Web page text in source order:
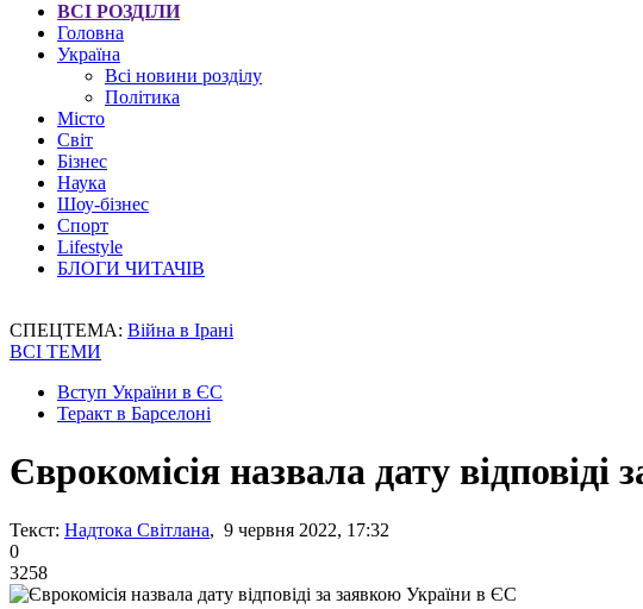
ВСІ РОЗДІЛИ
Головна
Україна
Всі новини розділу
Політика
Місто
Світ
Бізнес
Наука
Шоу-бізнес
Спорт
Lifestyle
БЛОГИ ЧИТАЧІВ
СПЕЦТЕМА: Війна в Ірані
ВСІ ТЕМИ
Вступ України в ЄС
Теракт в Барселоні
Єврокомісія назвала дату
Текст: Надтока Світлана, 9 червня 2022, 17:32
0
3258